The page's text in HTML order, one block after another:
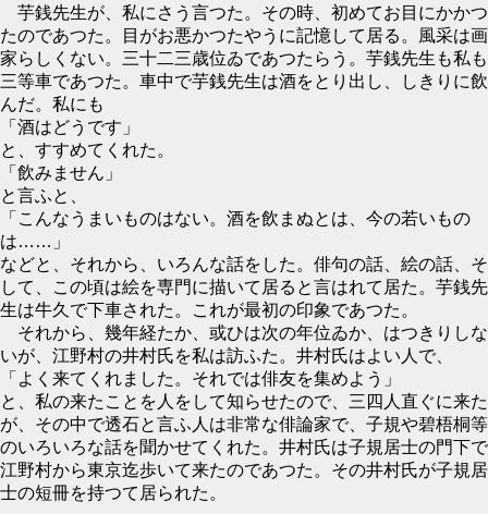
芋銭先生が、私にさう言つた。その時、初めてお目にかかつ
たのであつた。目がお悪かつたやうに記憶して居る。風采は画
家らしくない。三十二三歳位ゐであつたらう。芋銭先生も私も
三等車であつた。車中で芋銭先生は酒をとり出し、しきりに飲
んだ。私にも
「酒はどうです」
と、すすめてくれた。
「飲みません」
と言ふと、
「こんなうまいものはない。酒を飲まぬとは、今の若いもの
は……」
などと、それから、いろんな話をした。俳句の話、絵の話、そ
して、この頃は絵を専門に描いて居ると言はれて居た。芋銭先
生は牛久で下車された。これが最初の印象であつた。
それから、幾年経たか、或ひは次の年位ゐか、はつきりしな
いが、江野村の井村氏を私は訪ふた。井村氏はよい人で、
「よく来てくれました。それでは俳友を集めよう」
と、私の来たことを人をして知らせたので、三四人直ぐに来た
が、その中で透石と言ふ人は非常な俳論家で、子規や碧梧桐等
のいろいろな話を聞かせてくれた。井村氏は子規居士の門下で
江野村から東京迄歩いて来たのであつた。その井村氏が子規居
士の短冊を持つて居られた。